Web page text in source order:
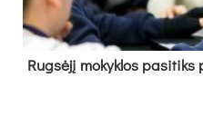
Rug­sė­jį mo­kyk­los